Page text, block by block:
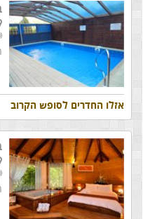
אזלו החדרים לסופש הקרוב